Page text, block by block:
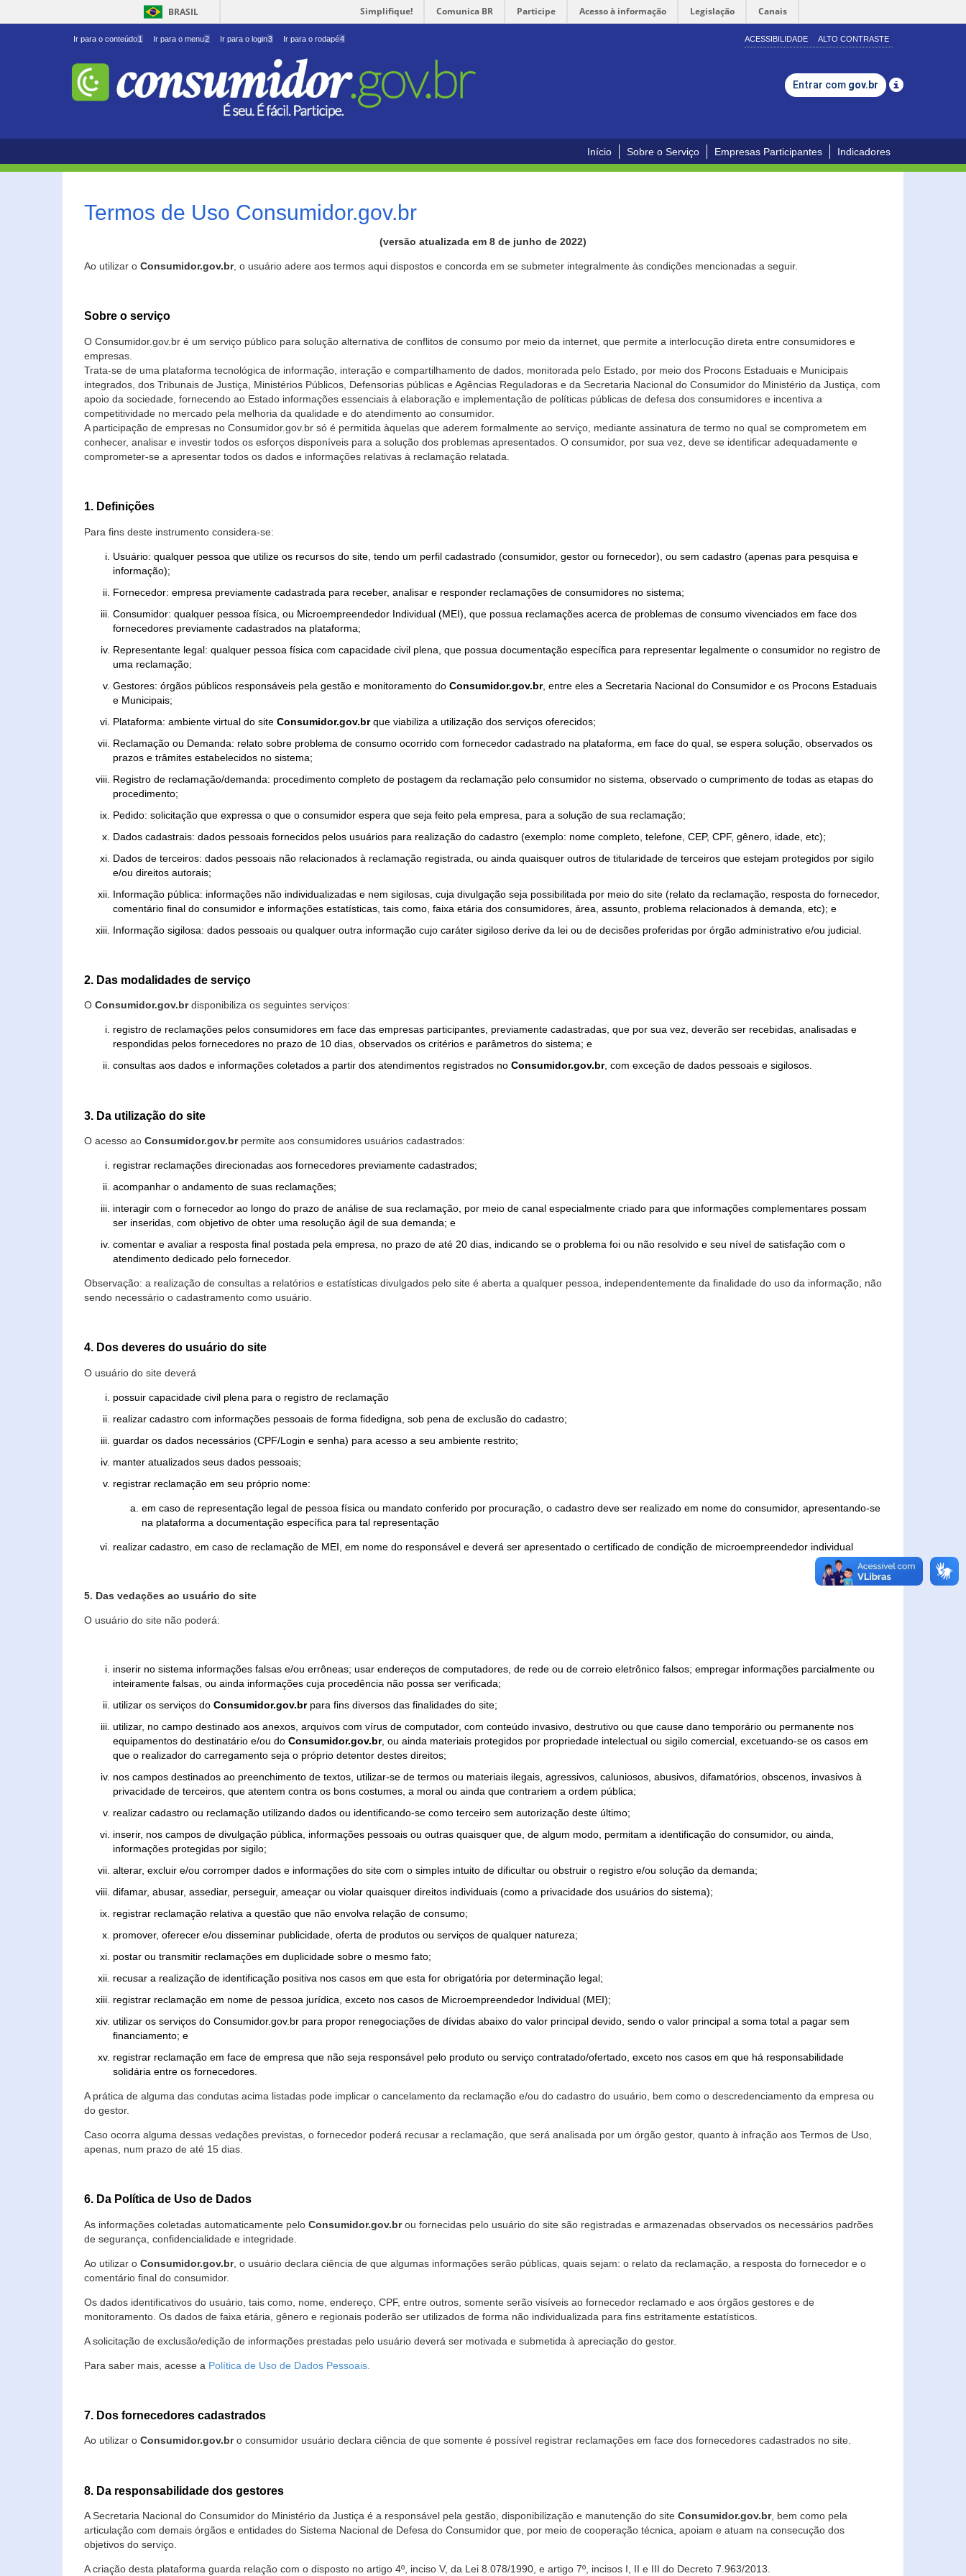
BRASIL Simplifique! Comunica BR Participe Acesso à informação Legislação Canais
Ir para o conteúdo1 Ir para o menu2 Ir para o login3 Ir para o rodapé4 ACESSIBILIDADE ALTO CONTRASTE
Entrar com gov.br
Início Sobre o Serviço Empresas Participantes Indicadores
Termos de Uso Consumidor.gov.br
(versão atualizada em 8 de junho de 2022)
Ao utilizar o Consumidor.gov.br, o usuário adere aos termos aqui dispostos e concorda em se submeter integralmente às condições mencionadas a seguir.
Sobre o serviço
O Consumidor.gov.br é um serviço público para solução alternativa de conflitos de consumo por meio da internet, que permite a interlocução direta entre consumidores e
empresas.
Trata-se de uma plataforma tecnológica de informação, interação e compartilhamento de dados, monitorada pelo Estado, por meio dos Procons Estaduais e Municipais
integrados, dos Tribunais de Justiça, Ministérios Públicos, Defensorias públicas e Agências Reguladoras e da Secretaria Nacional do Consumidor do Ministério da Justiça, com
apoio da sociedade, fornecendo ao Estado informações essenciais à elaboração e implementação de políticas públicas de defesa dos consumidores e incentiva a
competitividade no mercado pela melhoria da qualidade e do atendimento ao consumidor.
A participação de empresas no Consumidor.gov.br só é permitida àquelas que aderem formalmente ao serviço, mediante assinatura de termo no qual se comprometem em
conhecer, analisar e investir todos os esforços disponíveis para a solução dos problemas apresentados. O consumidor, por sua vez, deve se identificar adequadamente e
comprometer-se a apresentar todos os dados e informações relativas à reclamação relatada.
1. Definições
Para fins deste instrumento considera-se:
Usuário: qualquer pessoa que utilize os recursos do site, tendo um perfil cadastrado (consumidor, gestor ou fornecedor), ou sem cadastro (apenas para pesquisa e
informação);
Fornecedor: empresa previamente cadastrada para receber, analisar e responder reclamações de consumidores no sistema;
Consumidor: qualquer pessoa física, ou Microempreendedor Individual (MEI), que possua reclamações acerca de problemas de consumo vivenciados em face dos
fornecedores previamente cadastrados na plataforma;
Representante legal: qualquer pessoa física com capacidade civil plena, que possua documentação específica para representar legalmente o consumidor no registro de
uma reclamação;
Gestores: órgãos públicos responsáveis pela gestão e monitoramento do Consumidor.gov.br, entre eles a Secretaria Nacional do Consumidor e os Procons Estaduais
e Municipais;
Plataforma: ambiente virtual do site Consumidor.gov.brque viabiliza a utilização dos serviços oferecidos;
Reclamação ou Demanda: relato sobre problema de consumo ocorrido com fornecedor cadastrado na plataforma, em face do qual, se espera solução, observados os
prazos e trâmites estabelecidos no sistema;
Registro de reclamação/demanda: procedimento completo de postagem da reclamação pelo consumidor no sistema, observado o cumprimento de todas as etapas do
procedimento;
Pedido: solicitação que expressa o que o consumidor espera que seja feito pela empresa, para a solução de sua reclamação;
Dados cadastrais: dados pessoais fornecidos pelos usuários para realização do cadastro (exemplo: nome completo, telefone, CEP, CPF, gênero, idade, etc);
Dados de terceiros: dados pessoais não relacionados à reclamação registrada, ou ainda quaisquer outros de titularidade de terceiros que estejam protegidos por sigilo
e/ou direitos autorais;
Informação pública: informações não individualizadas e nem sigilosas, cuja divulgação seja possibilitada por meio do site (relato da reclamação, resposta do fornecedor,
comentário final do consumidor e informações estatísticas, tais como, faixa etária dos consumidores, área, assunto, problema relacionados à demanda, etc); e
Informação sigilosa: dados pessoais ou qualquer outra informação cujo caráter sigiloso derive da lei ou de decisões proferidas por órgão administrativo e/ou judicial.
2. Das modalidades de serviço
O Consumidor.gov.brdisponibiliza os seguintes serviços:
registro de reclamações pelos consumidores em face das empresas participantes, previamente cadastradas, que por sua vez, deverão ser recebidas, analisadas e
respondidas pelos fornecedores no prazo de 10 dias, observados os critérios e parâmetros do sistema; e
consultas aos dados e informações coletados a partir dos atendimentos registrados no Consumidor.gov.br, com exceção de dados pessoais e sigilosos.
3. Da utilização do site
O acesso ao Consumidor.gov.brpermite aos consumidores usuários cadastrados:
registrar reclamações direcionadas aos fornecedores previamente cadastrados;
acompanhar o andamento de suas reclamações;
interagir com o fornecedor ao longo do prazo de análise de sua reclamação, por meio de canal especialmente criado para que informações complementares possam
ser inseridas, com objetivo de obter uma resolução ágil de sua demanda; e
comentar e avaliar a resposta final postada pela empresa, no prazo de até 20 dias, indicando se o problema foi ou não resolvido e seu nível de satisfação com o
atendimento dedicado pelo fornecedor.
Observação: a realização de consultas a relatórios e estatísticas divulgados pelo site é aberta a qualquer pessoa, independentemente da finalidade do uso da informação, não
sendo necessário o cadastramento como usuário.
4. Dos deveres do usuário do site
O usuário do site deverá
possuir capacidade civil plena para o registro de reclamação
realizar cadastro com informações pessoais de forma fidedigna, sob pena de exclusão do cadastro;
guardar os dados necessários (CPF/Login e senha) para acesso a seu ambiente restrito;
manter atualizados seus dados pessoais;
registrar reclamação em seu próprio nome:
em caso de representação legal de pessoa física ou mandato conferido por procuração, o cadastro deve ser realizado em nome do consumidor, apresentando-se
na plataforma a documentação específica para tal representação
realizar cadastro, em caso de reclamação de MEI, em nome do responsável e deverá ser apresentado o certificado de condição de microempreendedor individual
5. Das vedações ao usuário do site
O usuário do site não poderá:
inserir no sistema informações falsas e/ou errôneas; usar endereços de computadores, de rede ou de correio eletrônico falsos; empregar informações parcialmente ou
inteiramente falsas, ou ainda informações cuja procedência não possa ser verificada;
utilizar os serviços do Consumidor.gov.brpara fins diversos das finalidades do site;
utilizar, no campo destinado aos anexos, arquivos com vírus de computador, com conteúdo invasivo, destrutivo ou que cause dano temporário ou permanente nos
equipamentos do destinatário e/ou do Consumidor.gov.br, ou ainda materiais protegidos por propriedade intelectual ou sigilo comercial, excetuando-se os casos em
que o realizador do carregamento seja o próprio detentor destes direitos;
nos campos destinados ao preenchimento de textos, utilizar-se de termos ou materiais ilegais, agressivos, caluniosos, abusivos, difamatórios, obscenos, invasivos à
privacidade de terceiros, que atentem contra os bons costumes, a moral ou ainda que contrariem a ordem pública;
realizar cadastro ou reclamação utilizando dados ou identificando-se como terceiro sem autorização deste último;
inserir, nos campos de divulgação pública, informações pessoais ou outras quaisquer que, de algum modo, permitam a identificação do consumidor, ou ainda,
informações protegidas por sigilo;
alterar, excluir e/ou corromper dados e informações do site com o simples intuito de dificultar ou obstruir o registro e/ou solução da demanda;
difamar, abusar, assediar, perseguir, ameaçar ou violar quaisquer direitos individuais (como a privacidade dos usuários do sistema);
registrar reclamação relativa a questão que não envolva relação de consumo;
promover, oferecer e/ou disseminar publicidade, oferta de produtos ou serviços de qualquer natureza;
postar ou transmitir reclamações em duplicidade sobre o mesmo fato;
recusar a realização de identificação positiva nos casos em que esta for obrigatória por determinação legal;
registrar reclamação em nome de pessoa jurídica, exceto nos casos de Microempreendedor Individual (MEI);
utilizar os serviços do Consumidor.gov.br para propor renegociações de dívidas abaixo do valor principal devido, sendo o valor principal a soma total a pagar sem
financiamento; e
registrar reclamação em face de empresa que não seja responsável pelo produto ou serviço contratado/ofertado, exceto nos casos em que há responsabilidade
solidária entre os fornecedores.
A prática de alguma das condutas acima listadas pode implicar o cancelamento da reclamação e/ou do cadastro do usuário, bem como o descredenciamento da empresa ou
do gestor.
Caso ocorra alguma dessas vedações previstas, o fornecedor poderá recusar a reclamação, que será analisada por um órgão gestor, quanto à infração aos Termos de Uso,
apenas, num prazo de até 15 dias.
6. Da Política de Uso de Dados
As informações coletadas automaticamente pelo Consumidor.gov.brou fornecidas pelo usuário do site são registradas e armazenadas observados os necessários padrões
de segurança, confidencialidade e integridade.
Ao utilizar o Consumidor.gov.br, o usuário declara ciência de que algumas informações serão públicas, quais sejam: o relato da reclamação, a resposta do fornecedor e o
comentário final do consumidor.
Os dados identificativos do usuário, tais como, nome, endereço, CPF, entre outros, somente serão visíveis ao fornecedor reclamado e aos órgãos gestores e de
monitoramento. Os dados de faixa etária, gênero e regionais poderão ser utilizados de forma não individualizada para fins estritamente estatísticos.
A solicitação de exclusão/edição de informações prestadas pelo usuário deverá ser motivada e submetida à apreciação do gestor.
Para saber mais, acesse a Política de Uso de Dados Pessoais.
7. Dos fornecedores cadastrados
Ao utilizar o Consumidor.gov.bro consumidor usuário declara ciência de que somente é possível registrar reclamações em face dos fornecedores cadastrados no site.
8. Da responsabilidade dos gestores
A Secretaria Nacional do Consumidor do Ministério da Justiça é a responsável pela gestão, disponibilização e manutenção do site Consumidor.gov.br, bem como pela
articulação com demais órgãos e entidades do Sistema Nacional de Defesa do Consumidor que, por meio de cooperação técnica, apoiam e atuam na consecução dos
objetivos do serviço.
A criação desta plataforma guarda relação com o disposto no artigo 4º, inciso V, da Lei 8.078/1990, e artigo 7º, incisos I, II e III do Decreto 7.963/2013.